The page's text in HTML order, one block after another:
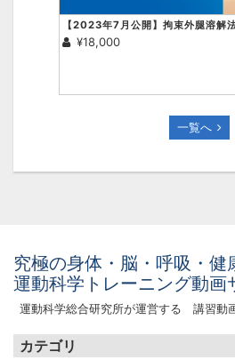
画面をクリックすると元
【2023年7月公開】拘束外腿溶解
¥18,000
一覧へ
究極の身体・脳・呼吸・
運動科学トレーニング動画
運動科学総合研究所が運営する 講習動
カテゴリ